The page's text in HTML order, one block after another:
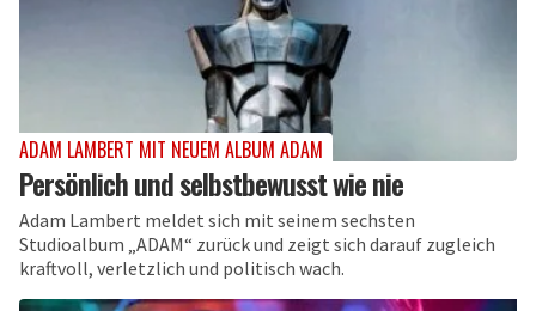
ADAM LAMBERT MIT NEUEM ALBUM ADAM
Persönlich und selbstbewusst wie nie
Adam Lambert meldet sich mit seinem sechsten
Studioalbum „ADAM“ zurück und zeigt sich darauf zugleich
kraftvoll, verletzlich und politisch wach.